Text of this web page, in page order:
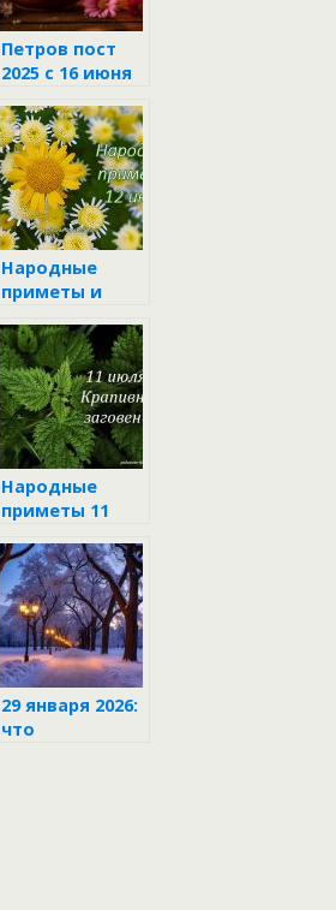
Петров пост
2025 с 16 июня
Народные
приметы и
июля
Народные
приметы 11
29 января 2026:
что